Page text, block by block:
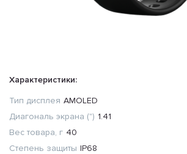
Характеристики:
Тип дисплея AMOLED
Диагональ экрана (") 1.41
Вес товара, г 40
Степень защиты IP68